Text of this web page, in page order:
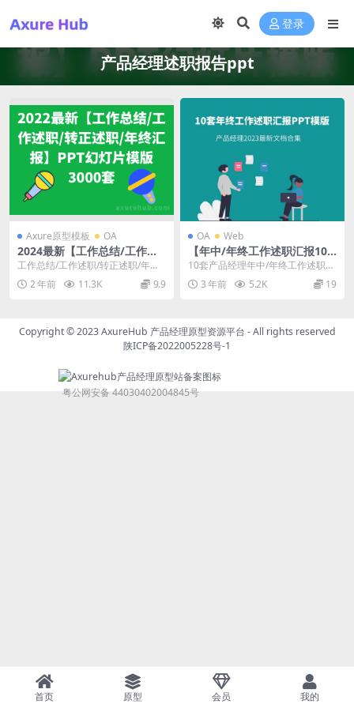
登录
产品经理述职报告ppt
Axure原型模板 OA
2024最新【工作总结/工作述
职/转正述职/年终汇报】PPT
幻灯片模版3000套
工作总结/工作述职/转正述职/年终
汇报，PPT幻灯片模版3000套 仅展
示部分，...
2 年前 11.3K 9.9
OA Web
【年中/年终工作述职汇报10
套高品质PPT模版】（页面底
部免费下载）产品经理2023最
新文档合集
10套产品经理年中/年终工作述职汇
报PPT模板的下载，可以帮助产品
经理们更好地展...
3 年前 5.2K 19
Copyright © 2023AxureHub 产品经理原型资源平台 - All rights reserved
陕ICP备2022005228号-1
粤公网安备 44030402004845号
首页 原型 会员 我的